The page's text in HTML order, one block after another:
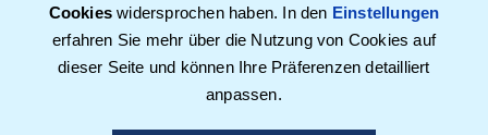
Cookieswidersprochen haben. In den Einstellungen
erfahren Sie mehr über die Nutzung von Cookies auf
dieser Seite und können Ihre Präferenzen detailliert
anpassen.